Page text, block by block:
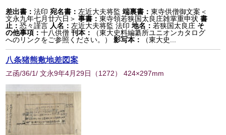
差出書：法印 宛名書： 左近大夫将監 端裏書：東寺供僧御文案＜
文永九年七月廿六日＞ 事書：東寺領若狭国太良庄雑掌重申状書
止：恐々謹言 人名： 左近大夫将監 法印 地名：若狭国太良庄 そ
の他事項：十八供僧刊本：
（東大史料編纂所ユニオンカタログ
へのリンクをご参照ください。）
影写本： （東大史...
八条猪熊敷地差図案
ヱ函/36/1/ 文永9年4月29日 （1272） 424×297mm